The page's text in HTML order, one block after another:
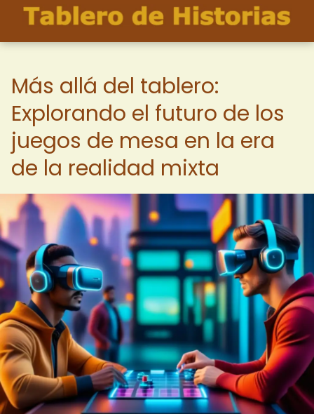
Más allá del tablero:
Explorando el futuro de los
juegos de mesa en la era
de la realidad mixta